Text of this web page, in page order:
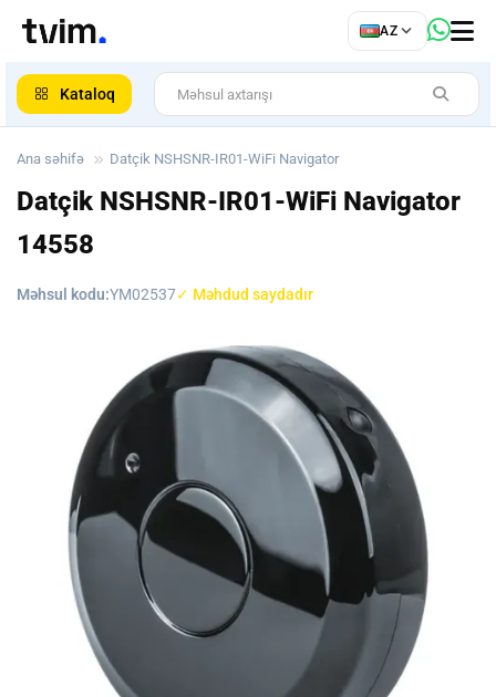
AZ
Kataloq
Ana səhifə Datçik NSHSNR-IR01-WiFi Navigator
Datçik NSHSNR-IR01-WiFi Navigator
14558
Məhsul kodu:YM02537✓ Məhdud saydadır